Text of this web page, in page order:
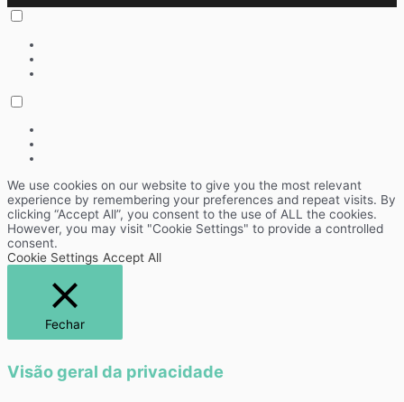
We use cookies on our website to give you the most relevant
experience by remembering your preferences and repeat visits. By
clicking “Accept All”, you consent to the use of ALL the cookies.
However, you may visit "Cookie Settings" to provide a controlled
consent.
Cookie Settings Accept All
Fechar
Visão geral da privacidade